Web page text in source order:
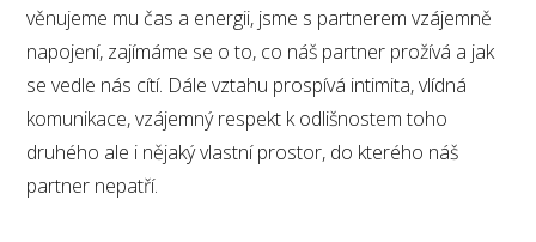
věnujeme mu čas a energii, jsme s partnerem vzájemně
napojení, zajímáme se o to, co náš partner prožívá a jak
se vedle nás cítí. Dále vztahu prospívá intimita, vlídná
komunikace, vzájemný respekt k odlišnostem toho
druhého ale i nějaký vlastní prostor, do kterého náš
partner nepatří.